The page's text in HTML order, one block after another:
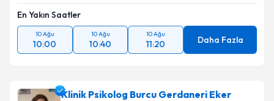
En Yakın Saatler
10 Ağu
10:00
10 Ağu
10:40
10 Ağu
11:20 Daha Fazla
Klinik Psikolog Burcu Gerdaneri Eker